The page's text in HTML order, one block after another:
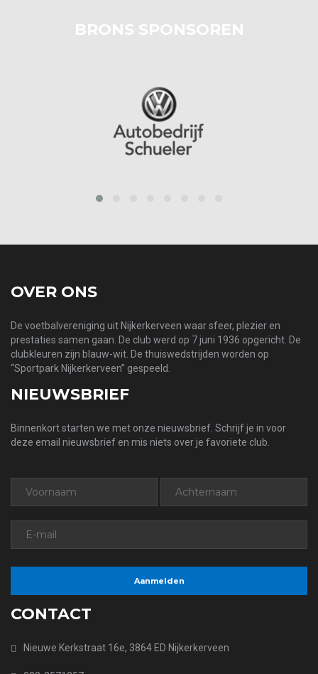
BRONS SPONSOREN
OVER ONS
De voetbalvereniging uit Nijkerkerveen waar sfeer, plezier en
prestaties samen gaan. De club werd op 7 juni 1936 opgericht. De
clubkleuren zijn blauw-wit. De thuiswedstrijden worden op
“Sportpark Nijkerkerveen” gespeeld.
NIEUWSBRIEF
Binnenkort starten we met onze nieuwsbrief. Schrijf je in voor
deze email nieuwsbrief en mis niets over je favoriete club.
CONTACT
Nieuwe Kerkstraat 16e, 3864 ED Nijkerkerveen